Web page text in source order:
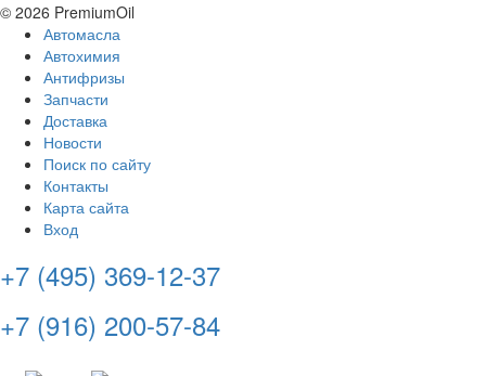
© 2026 PremiumOil
Автомасла
Автохимия
Антифризы
Запчасти
Доставка
Новости
Поиск по сайту
Контакты
Карта сайта
Вход
+7 (495) 369-12-37
+7 (916) 200-57-84